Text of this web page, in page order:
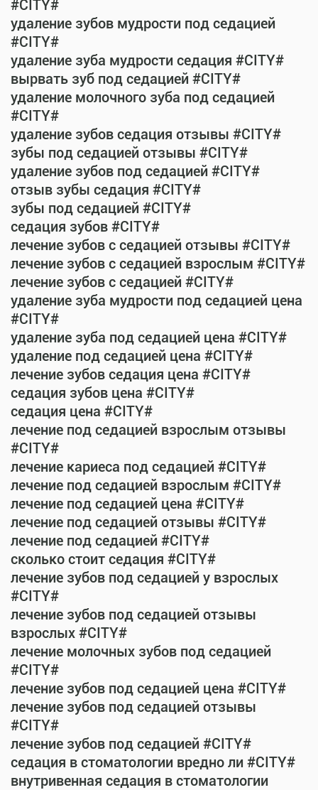
#CITY#
удаление зубов мудрости под седацией
#CITY#
удаление зуба мудрости седация #CITY#
вырвать зуб под седацией #CITY#
удаление молочного зуба под седацией
#CITY#
удаление зубов седация отзывы #CITY#
зубы под седацией отзывы #CITY#
удаление зубов под седацией #CITY#
отзыв зубы седация #CITY#
зубы под седацией #CITY#
седация зубов #CITY#
лечение зубов с седацией отзывы #CITY#
лечение зубов с седацией взрослым #CITY#
лечение зубов с седацией #CITY#
удаление зуба мудрости под седацией цена
#CITY#
удаление зуба под седацией цена #CITY#
удаление под седацией цена #CITY#
лечение зубов седация цена #CITY#
седация зубов цена #CITY#
седация цена #CITY#
лечение под седацией взрослым отзывы
#CITY#
лечение кариеса под седацией #CITY#
лечение под седацией взрослым #CITY#
лечение под седацией цена #CITY#
лечение под седацией отзывы #CITY#
лечение под седацией #CITY#
сколько стоит седация #CITY#
лечение зубов под седацией у взрослых
#CITY#
лечение зубов под седацией отзывы
взрослых #CITY#
лечение молочных зубов под седацией
#CITY#
лечение зубов под седацией цена #CITY#
лечение зубов под седацией отзывы
#CITY#
лечение зубов под седацией #CITY#
седация в стоматологии вредно ли #CITY#
внутривенная седация в стоматологии